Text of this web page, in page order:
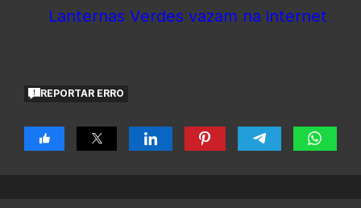
Lanternas Verdes vazam na internet
REPORTAR ERRO